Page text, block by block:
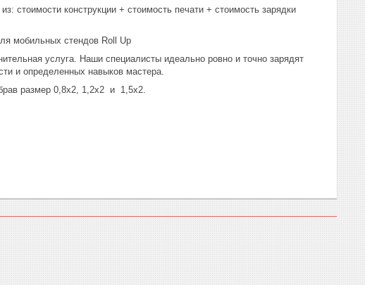
стоимости конструкции + стоимость печати + стоимость зарядки
мобильных стендов Roll Up
услуга. Наши специалисты идеально ровно и точно зарядят
и определенных навыков мастера.
размер 0,8х2, 1,2х2 и 1,5х2.